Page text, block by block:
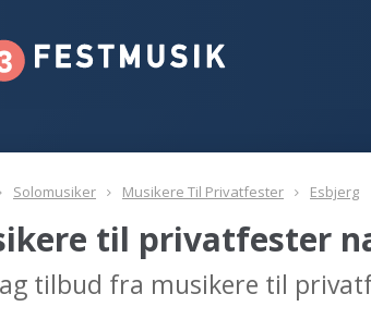
Solomusiker Musikere Til Privatfester Esbjerg
til privatfester
tilbud fra musikere til